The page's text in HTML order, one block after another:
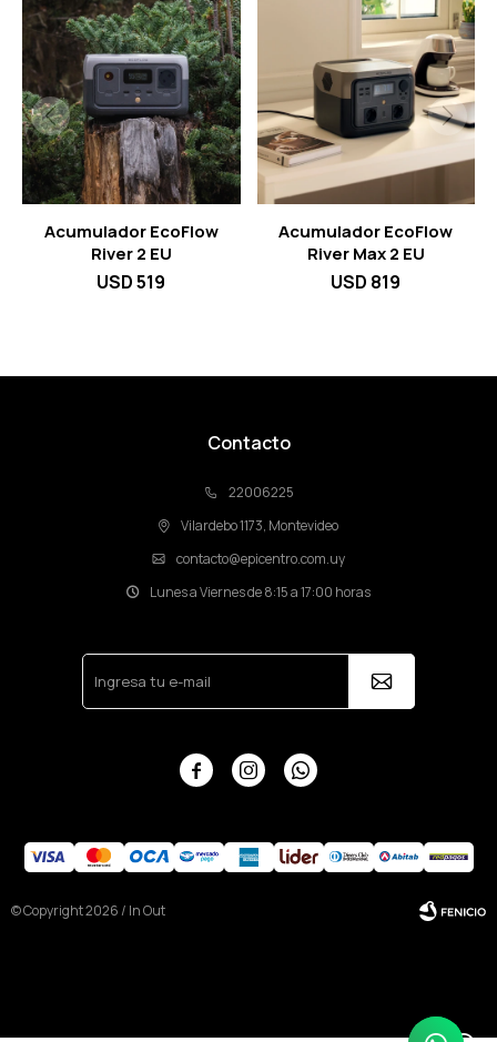
Acumulador EcoFlow
River 2 EU
USD519
Acumulador EcoFlow
River Max 2 EU
USD 819
Contacto
22006225
Vilardebo 1173, Montevideo
contacto@epicentro.com.uy
Lunes a Viernes de 8:15 a 17:00 horas
  
© Copyright 2026 / In Out